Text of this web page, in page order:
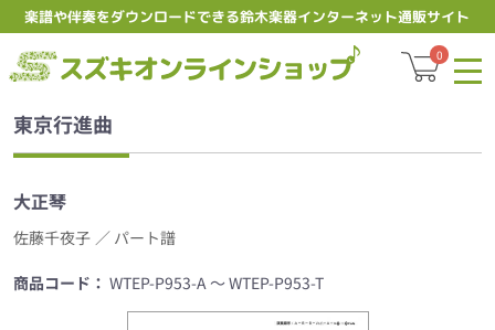
楽譜や伴奏をダウンロードできる鈴木楽器インターネット通販サイト
スズキ
0
東京行進曲
大正琴
佐藤千夜子 ／ パート譜
商品コード： WTEP-P953-A ～ WTEP-P953-T